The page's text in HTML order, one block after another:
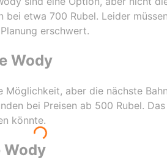
etwa 700 Rubel. Leider
erschwert.
Wody
aber die nächste
bei Preisen ab 500 Rubel.
könnte.
Wody